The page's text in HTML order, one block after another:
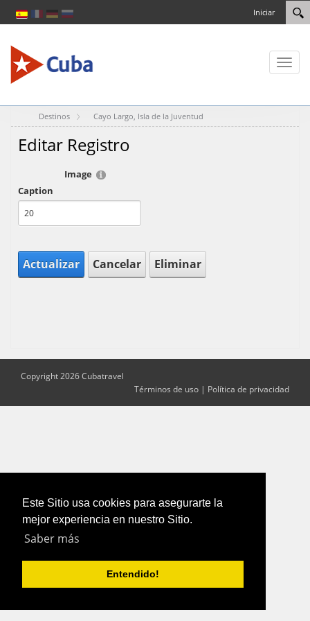
Este Sitio usa cookies para asegurarte la
mejor experiencia en nuestro Sitio.
Saber más
Entendido!
Iniciar
Toggle
Destinos Cayo Largo, Isla de la Juventud
Editar Registro
Image
Caption
Actualizar Cancelar Eliminar
Copyright 2026 Cubatravel
Términos de uso | Política de privacidad